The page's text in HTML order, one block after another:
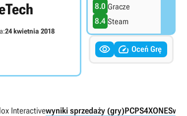
24 kwietnia 2018
8.0 Gracze
8.4 Steam
  Oceń Grę
Interactivewyniki sprzedaży (gry)PCPS4XONESwitch